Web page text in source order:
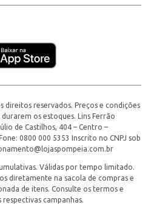
direitos reservados. Preços e condições
os estoques. Lins Ferrão
de Castilhos, 404 – Centro –
0800 000 5353 Inscrito no CNPJ sob
Válidas por tempo limitado.
diretamente na sacola de compras e
de itens. Consulte os termos e
campanhas.